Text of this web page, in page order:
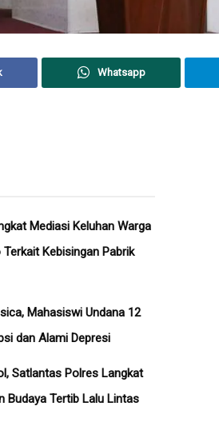
Whatsapp
Mediasi Keluhan Warga
Kebisingan Pabrik
Mahasiswi Undana 12
dan Alami Depresi
Satlantas Polres Langkat
Budaya Tertib Lalu Lintas